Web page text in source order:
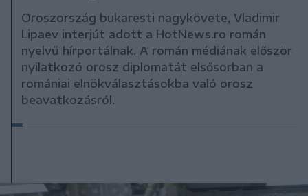
Oroszország bukaresti nagykövete, Vladimir
Lipaev interjút adott a HotNews.ro román
nyelvű hírportálnak. A román médiának először
nyilatkozó orosz diplomatát elsősorban a
romániai elnökválasztásokba való orosz
beavatkozásról.